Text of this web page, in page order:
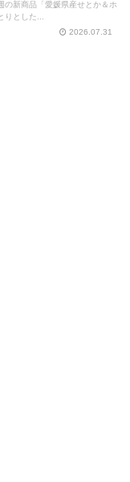
の新商品「愛媛県産せとか＆ホ
とした...
2026.07.31